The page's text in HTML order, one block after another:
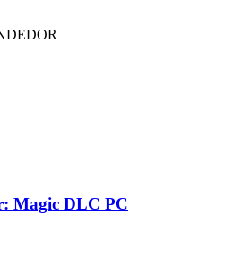
Magic DLC PC